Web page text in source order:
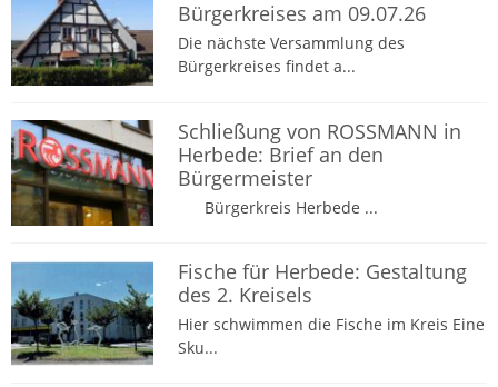
Bürgerkreises am 09.07.26
Die nächste Versammlung des
Bürgerkreises findet a...
Schließung von ROSSMANN in
Herbede: Brief an den
Bürgermeister
Bürgerkreis Herbede ...
Fische für Herbede: Gestaltung
des 2. Kreisels
Hier schwimmen die Fische im Kreis Eine
Sku...